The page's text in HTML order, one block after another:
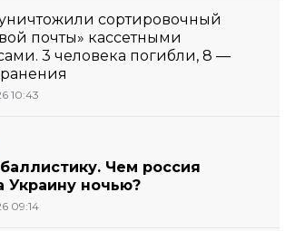
сортировочный
почты» кассетными
3 человека погибли, 8 —
10:43
Чем россия
Украину ночью?
09:14